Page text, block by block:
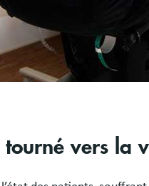
tourné vers la